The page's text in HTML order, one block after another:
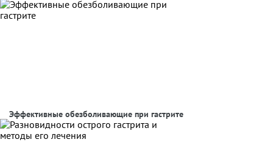
Эффективные обезболивающие при гастрите